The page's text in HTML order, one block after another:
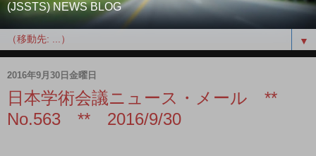
(JSSTS) NEWS BLOG
▼
2016年9月30日金曜日
日本学術会議ニュース・メール **
No.563 ** 2016/9/30